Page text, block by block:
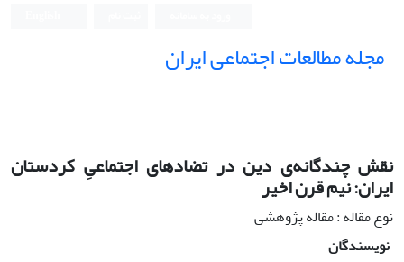
مجله مطالعات اجتماعی ایران
نقش چندگانه‌ی دین در تضاد‌های اجتماعیِ کردستان
ایران: نیم قرن اخیر
نوع مقاله : مقاله پژوهشی
نویسندگان